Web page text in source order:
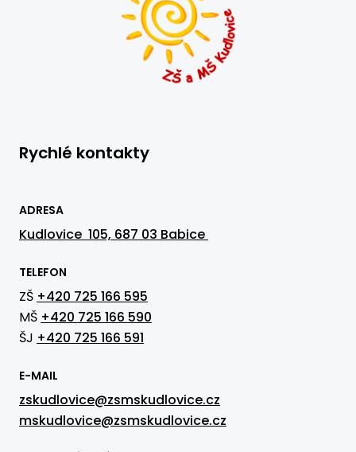
Rychlé kontakty
ADRESA
Kudlovice 105, 687 03 Babice
TELEFON
ZŠ +420 725 166 595
MŠ +420 725 166 590
ŠJ +420 725 166 591
E-MAIL
zskudlovice@zsmskudlovice.cz
mskudlovice@zsmskudlovice.cz